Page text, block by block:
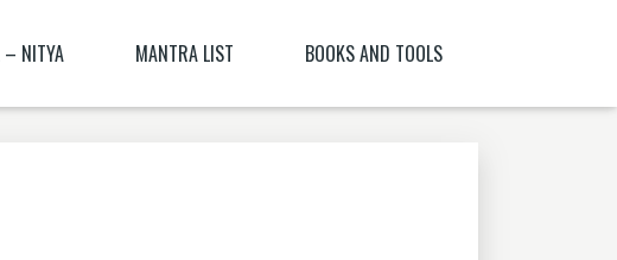
– NITYA MANTRA LIST BOOKS AND TOOLS